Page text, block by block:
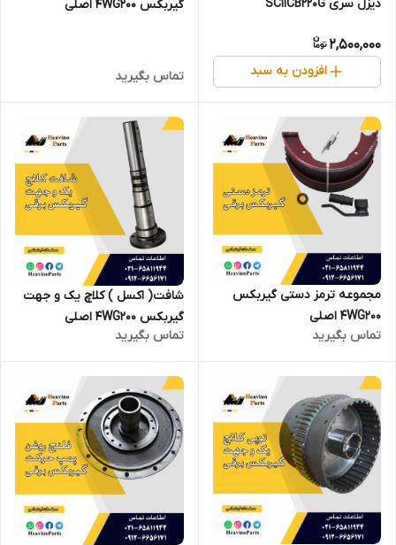
دیزل سری SC11CB220G
2,500,000
افزودن به سبد
گیربکس 4WG200 اصلی
تماس بگیرید
مجموعه ترمز دستی گیربکس
4WG200 اصلی
تماس بگیرید
شافت( اکسل ) کلاچ یک و جهت
گیربکس 4WG200 اصلی
تماس بگیرید